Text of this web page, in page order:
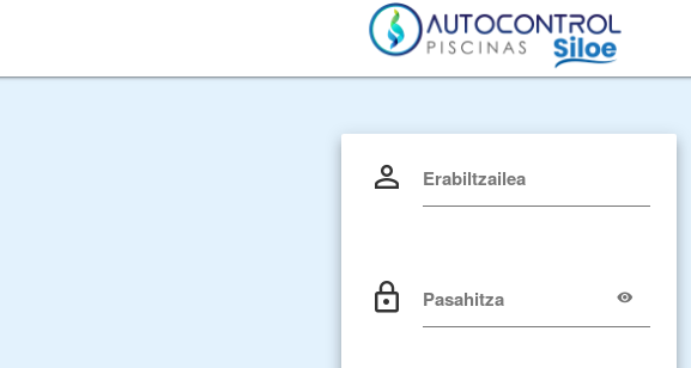
Erabiltzailea
Pasahitza